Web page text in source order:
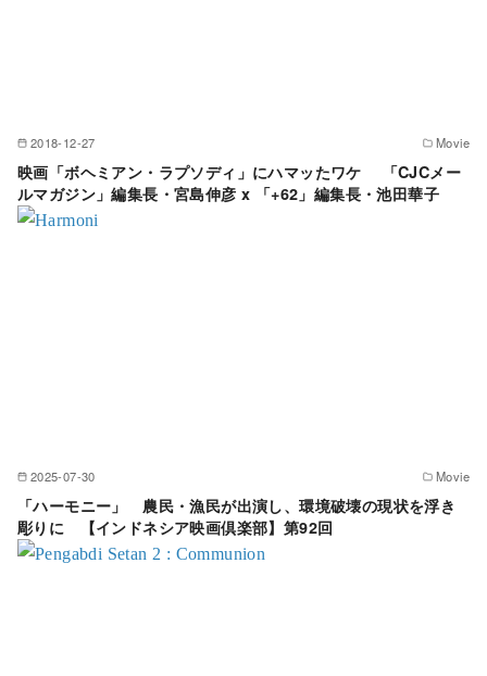
2018-12-27 Movie
映画「ボヘミアン・ラプソディ」にハマッたワケ 「CJCメー
ルマガジン」編集長・宮島伸彦 x 「+62」編集長・池田華子
2025-07-30 Movie
「ハーモニー」 農民・漁民が出演し、環境破壊の現状を浮き
彫りに 【インドネシア映画倶楽部】第92回